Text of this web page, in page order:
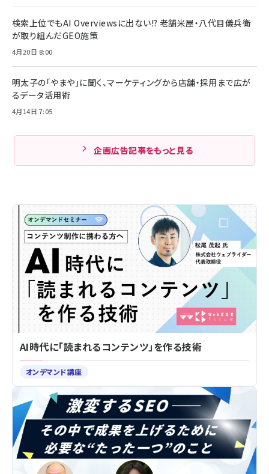
検索上位でもAI Overviewsに出ない!? 老舗米屋・八代目儀兵衛
が取り組んだGEO施策
4月20日 8:00
明太子の「やまや」に聞く、マーケティングから店舗・採用まで広が
るデータ活用術
4月14日 7:05
企画広告記事をもっと見る
AI時代に「読まれるコンテンツ」を作る技術
オンデマンド講座